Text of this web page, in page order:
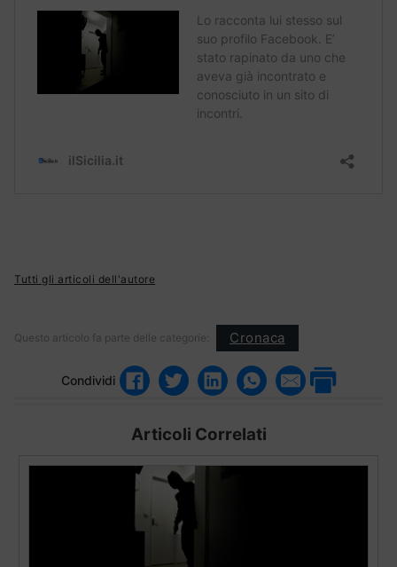
Tutti gli articoli dell'autore
Questo articolo fa parte delle categorie: Cronaca
Condividi
Articoli Correlati